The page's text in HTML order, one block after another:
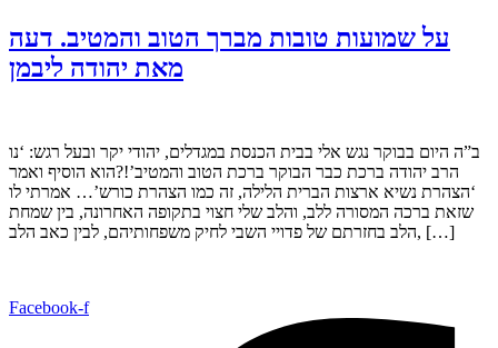
על שמועות טובות מברך הטוב והמטיב. דעה
מאת יהודה ליבמן
ב”ה היום בבוקר נגש אלי בבית הכנסת במגדלים, יהודי יקר ובעל רגש: ‘נו
הרב יהודה ברכת כבר הבוקר ברכת הטוב והמטיב’!?הוא הוסיף ואמר
‘הצהרת נשיא ארצות הברית הלילה, זה כמו הצהרת כורש’… אמרתי לו
שזאת ברכה המסורה ללב, והלב שלי חצוי בתקופה האחרונה, בין שמחת
הלב בחזרתם של פדויי השבי לחיק משפחותיהם, לבין כאב הלב, […]
Facebook-f